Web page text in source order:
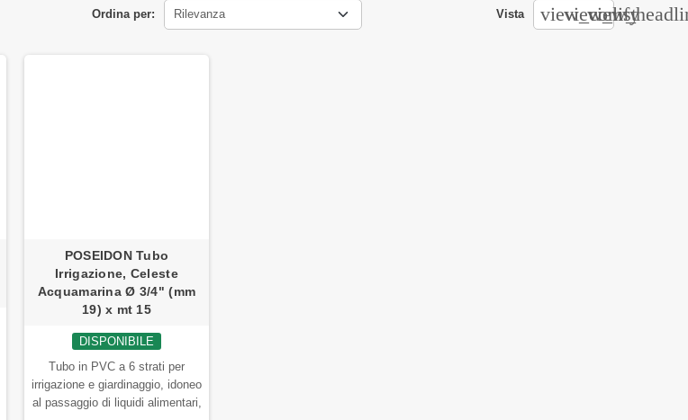
Ordina per: Rilevanza Vista view_comfy
view_list
POSEIDON Tubo
Irrigazione, Celeste
Acquamarina Ø 3/4" (mm
19) x mt 15
DISPONIBILE
Tubo in PVC a 6 strati per
irrigazione e giardinaggio, idoneo
al passaggio di liquidi alimentari,